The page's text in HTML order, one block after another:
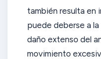
también resulta en
puede deberse a
daño extenso del
movimiento